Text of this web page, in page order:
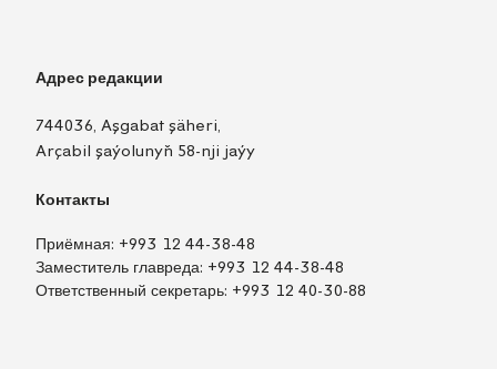
Адрес редакции
744036, Aşgabat şäheri,
Arçabil şaýolunyň 58-nji jaýy
Контакты
Приёмная: +993 12 44-38-48
Заместитель главреда: +993 12 44-38-48
Ответственный секретарь: +993 12 40-30-88